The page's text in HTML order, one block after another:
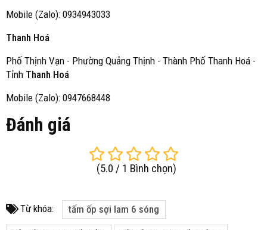
Mobile (Zalo): 0934943033
Thanh Hoá
Phố Thịnh Vạn - Phường Quảng Thịnh - Thành Phố Thanh Hoá -
Tỉnh Thanh Hoá
Mobile (Zalo): 0947668448
Đánh giá
(5.0 / 1 Bình chọn)
Từ khóa: tấm ốp sợi lam 6 sóng